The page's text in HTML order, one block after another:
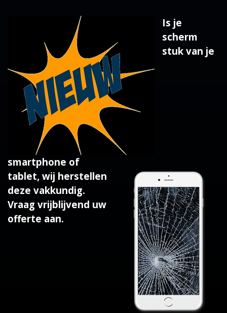
Is je
scherm
stuk van je
smartphone of
tablet, wij herstellen
deze vakkundig.
Vraag vrijblijvend uw
offerte aan.